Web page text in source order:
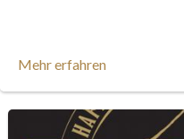
Mehr erfahren